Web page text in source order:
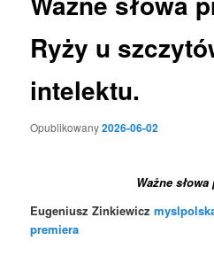
Ryży u
intelektu.
Opublikowany2026-06-02
Ważne
Eugeniusz Zinkiewicz
premiera